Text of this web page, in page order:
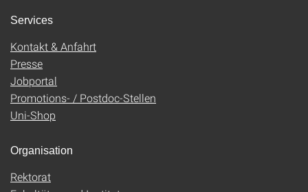
Services
Kontakt & Anfahrt
Presse
Jobportal
Promotions- / Postdoc-Stellen
Uni-Shop
Organisation
Rektorat